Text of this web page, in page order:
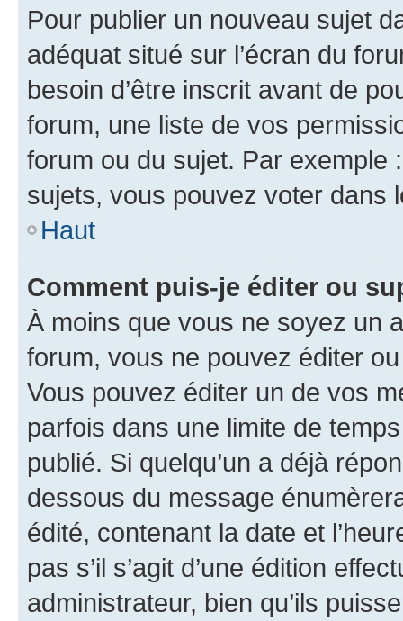
Pour publier un nouveau sujet
adéquat situé sur l’écran du
besoin d’être inscrit avant de
forum, une liste de vos
forum ou du sujet. Par exemple
sujets, vous pouvez voter dans
Haut
Comment puis-je éditer ou
À moins que vous ne soyez un
forum, vous ne pouvez éditer
Vous pouvez éditer un de vos
parfois dans une limite de
publié. Si quelqu’un a déjà
dessous du message
édité, contenant la date et
pas s’il s’agit d’une édition
administrateur, bien qu’ils